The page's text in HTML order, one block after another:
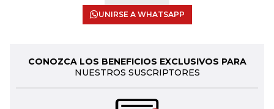
UNIRSE A WHATSAPP
CONOZCA LOS BENEFICIOS EXCLUSIVOS PARA
NUESTROS SUSCRIPTORES